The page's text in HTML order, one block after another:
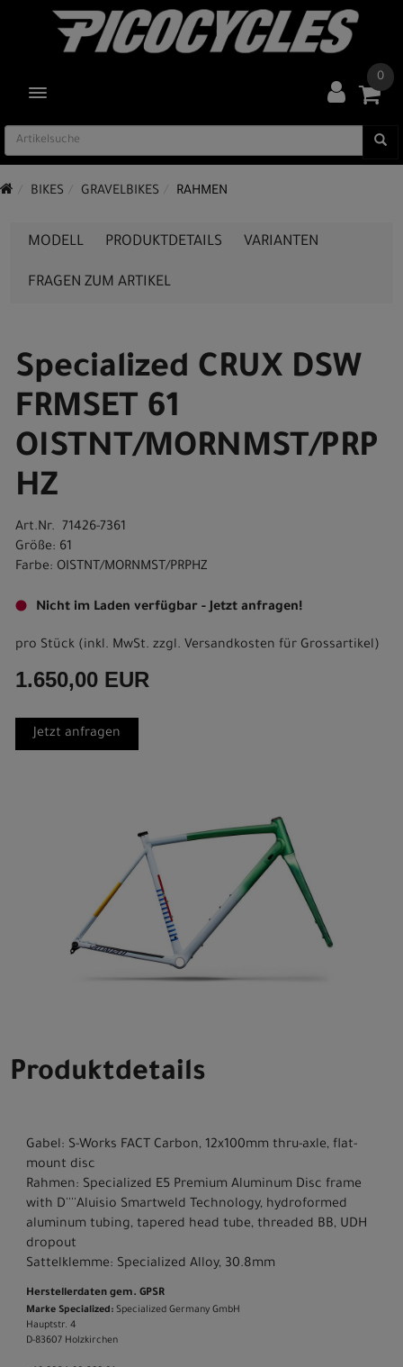
TOGGLE NAVIGATION
0
BIKES GRAVELBIKES RAHMEN
MODELL PRODUKTDETAILS VARIANTEN
FRAGEN ZUM ARTIKEL
Specialized CRUX DSW
FRMSET 61
OISTNT/MORNMST/PRP
HZ
Art.Nr. 71426-7361
Größe: 61
Farbe: OISTNT/MORNMST/PRPHZ
Nicht im Laden verfügbar - Jetzt anfragen!
pro Stück (inkl. MwSt. zzgl. Versandkosten für Grossartikel)
1.650,00 EUR
Jetzt anfragen
Produktdetails
Gabel: S-Works FACT Carbon, 12x100mm thru-axle, flat-
mount disc
Rahmen: Specialized E5 Premium Aluminum Disc frame
with D''''Aluisio Smartweld Technology, hydroformed
aluminum tubing, tapered head tube, threaded BB, UDH
dropout
Sattelklemme: Specialized Alloy, 30.8mm
Herstellerdaten gem. GPSR
Marke Specialized: Specialized Germany GmbH
Hauptstr. 4
D-83607 Holzkirchen